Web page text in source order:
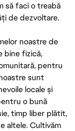
să faci o treabă
de dezvoltare.
noastre de
bine fizică,
pentru
sunt
locale și
o bună
timp liber plătit,
altele. Cultivăm